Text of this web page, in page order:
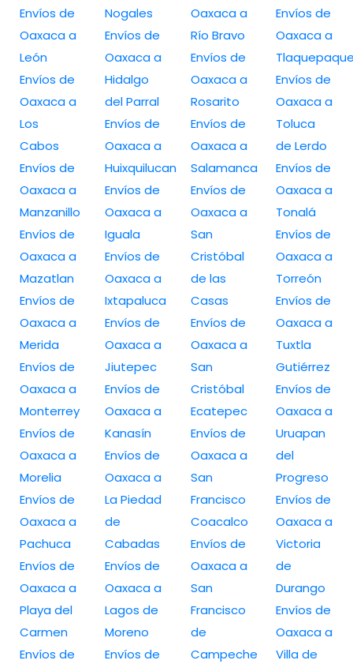
Envíos de
Oaxaca a
León
Envíos de
Oaxaca a
Los
Cabos
Envíos de
Oaxaca a
Manzanillo
Envíos de
Oaxaca a
Mazatlan
Envíos de
Oaxaca a
Merida
Envíos de
Oaxaca a
Monterrey
Envíos de
Oaxaca a
Morelia
Envíos de
Oaxaca a
Pachuca
Envíos de
Oaxaca a
Playa del
Carmen
Envíos de
Nogales
Envíos de
Oaxaca a
Hidalgo
del Parral
Envíos de
Oaxaca a
Huixquilucan
Envíos de
Oaxaca a
Iguala
Envíos de
Oaxaca a
Ixtapaluca
Envíos de
Oaxaca a
Jiutepec
Envíos de
Oaxaca a
Kanasín
Envíos de
Oaxaca a
La Piedad
de
Cabadas
Envíos de
Oaxaca a
Lagos de
Moreno
Envíos de
Oaxaca a
Río Bravo
Envíos de
Oaxaca a
Rosarito
Envíos de
Oaxaca a
Salamanca
Envíos de
Oaxaca a
San
Cristóbal
de las
Casas
Envíos de
Oaxaca a
San
Cristóbal
Ecatepec
Envíos de
Oaxaca a
San
Francisco
Coacalco
Envíos de
Oaxaca a
San
Francisco
de
Campeche
Envíos de
Oaxaca a
Envíos de
Oaxaca a
Toluca
de Lerdo
Envíos de
Oaxaca a
Tonalá
Envíos de
Oaxaca a
Torreón
Envíos de
Oaxaca a
Tuxtla
Gutiérrez
Envíos de
Oaxaca a
Uruapan
del
Progreso
Envíos de
Oaxaca a
Victoria
de
Durango
Envíos de
Oaxaca a
Villa de